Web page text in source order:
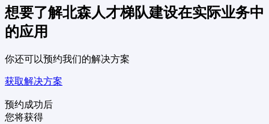
想要了解北森人才梯队建设在实际业务中
的应用
你还可以预约我们的解决方案
获取解决方案
预约成功后
您将获得